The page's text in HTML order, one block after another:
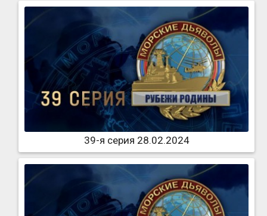
39-я серия 28.02.2024